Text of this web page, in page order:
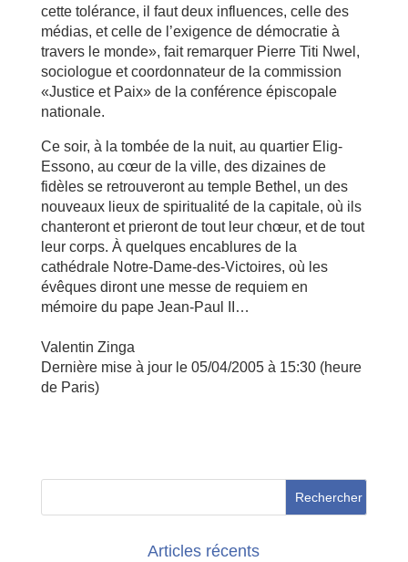
cette tolérance, il faut deux influences, celle des
médias, et celle de l’exigence de démocratie à
travers le monde», fait remarquer Pierre Titi Nwel,
sociologue et coordonnateur de la commission
«Justice et Paix» de la conférence épiscopale
nationale.
Ce soir, à la tombée de la nuit, au quartier Elig-
Essono, au cœur de la ville, des dizaines de
fidèles se retrouveront au temple Bethel, un des
nouveaux lieux de spiritualité de la capitale, où ils
chanteront et prieront de tout leur chœur, et de tout
leur corps. À quelques encablures de la
cathédrale Notre-Dame-des-Victoires, où les
évêques diront une messe de requiem en
mémoire du pape Jean-Paul II…
Valentin Zinga
Dernière mise à jour le 05/04/2005 à 15:30 (heure
de Paris)
Articles récents